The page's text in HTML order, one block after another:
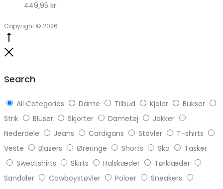
449,95 kr.
Copyright © 2026
Search
All Categories Dame Tilbud Kjoler
Bukser
Strik
Bluser Skjorter Dametøj
Jakker
Nederdele
Jeans Cardigans Støvler
T-shirts
Veste
Blazers Øreringe Shorts Sko
Tasker
Sweatshirts
Skirts Halskæder
Tørklæder
Sandaler
Cowboystøvler Poloer
Sneakers